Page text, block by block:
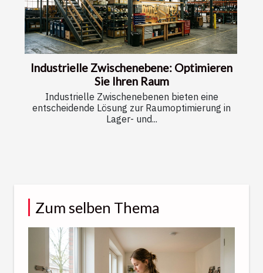
Industrielle Zwischenebene: Optimieren
Sie Ihren Raum
Industrielle Zwischenebenen bieten eine
entscheidende Lösung zur Raumoptimierung in
Lager- und...
Zum selben Thema